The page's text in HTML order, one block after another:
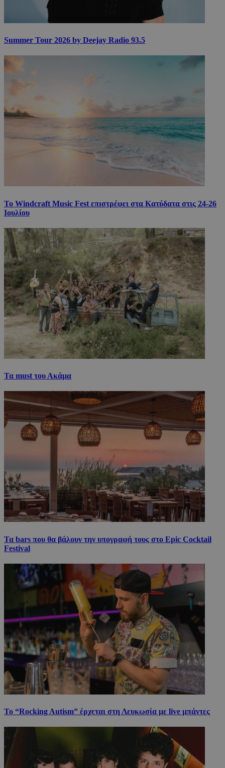
Summer Tour 2026 by Deejay Radio 93.5
Το Windcraft Music Fest επιστρέφει στα Κατύδατα στις 24-26
Ιουλίου
Τα must του Ακάμα
Τα bars που θα βάλουν την υπογραφή τους στο Epic Cocktail
Festival
Το “Rocking Autism” έρχεται στη Λευκωσία με live μπάντες